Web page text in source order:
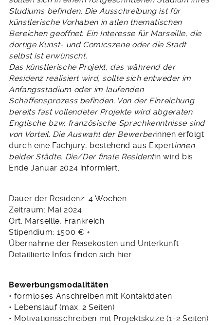
Studiums befinden. Die Ausschreibung ist für
künstlerische Vorhaben in allen thematischen
Bereichen geöffnet. Ein Interesse für Marseille, die
dortige Kunst- und Comicszene oder die Stadt
selbst ist erwünscht.
Das künstlerische Projekt, das während der
Residenz realisiert wird, sollte sich entweder im
Anfangsstadium oder im laufenden
Schaffensprozess befinden. Von der Einreichung
bereits fast vollendeter Projekte wird abgeraten.
Englische bzw. französische Sprachkenntnisse sind
von Vorteil. Die Auswahl der Bewerberinnen erfolgt
durch eine Fachjury, bestehend aus Expertinnen
beider Städte. Die/Der finale Residentin wird bis
Ende Januar 2024 informiert.
Dauer der Residenz: 4 Wochen
Zeitraum: Mai 2024
Ort: Marseille, Frankreich
Stipendium: 1500 € +
Übernahme der Reisekosten und Unterkunft
Detaillierte Infos finden sich hier.
Bewerbungsmodalitäten
• formloses Anschreiben mit Kontaktdaten
• Lebenslauf (max. 2 Seiten)
• Motivationsschreiben mit Projektskizze (1-2 Seiten)